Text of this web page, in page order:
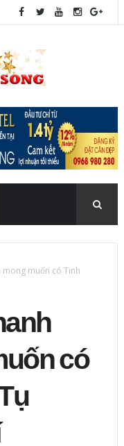
mong muốn có Tinh
có